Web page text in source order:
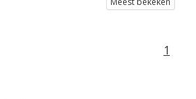
1